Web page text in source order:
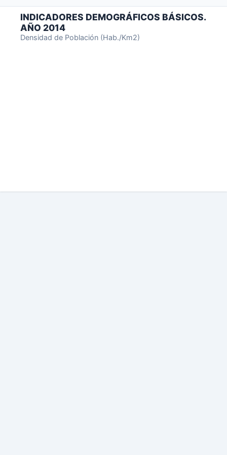
INDICADORES DEMOGRÁFICOS BÁSICOS.
AÑO 2014
Densidad de Población (Hab./Km2)